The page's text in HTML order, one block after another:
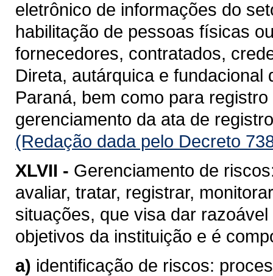
eletrônico de informações do
habilitação de pessoas físicas
fornecedores, contratados,
Direta, autárquica e
Paraná, bem como para
gerenciamento da ata de
(Redação dada pelo Decreto
XLVII - Gerenciamento de
avaliar, tratar, registrar,
situações, que visa dar
objetivos da instituição e é
a) identificação de riscos: